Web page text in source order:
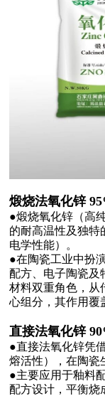
煅烧法氧化锌
●煅烧氧化锌（高
的耐高温性及独特
电学性能）。
●在陶瓷工业中扮
配方、电子陶瓷及
材料双重角色，从
心组分，其作用覆
直接法氧化锌
●直接法氧化锌凭
熔活性），在陶瓷
●主要应用于釉料
配方设计，平衡烧